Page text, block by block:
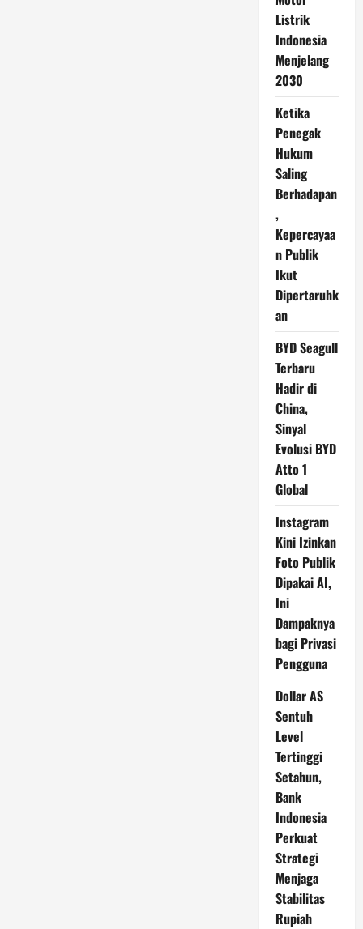
Listrik
Indonesia
Menjelang
2030
Ketika
Penegak
Hukum
Saling
Berhadapan
,
Kepercayaa
n Publik
Ikut
Dipertaruhk
an
BYD Seagull
Terbaru
Hadir di
China,
Sinyal
Evolusi BYD
Atto 1
Global
Instagram
Kini Izinkan
Foto Publik
Dipakai AI,
Ini
Dampaknya
bagi Privasi
Pengguna
Dollar AS
Sentuh
Level
Tertinggi
Setahun,
Bank
Indonesia
Perkuat
Strategi
Menjaga
Stabilitas
Rupiah